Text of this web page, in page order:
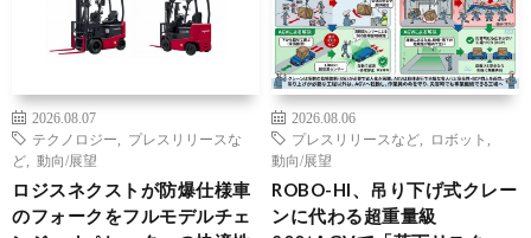
2026.08.07
テクノロジー
プレスリリースな
ど
動向/展望
ロジスネクストが防爆仕様車
のフォークをフルモデルチェ
2026.08.06
プレスリリースなど
ロボット
動向/展望
ROBO-HI、吊り下げ式クレー
ンに代わる超重量級